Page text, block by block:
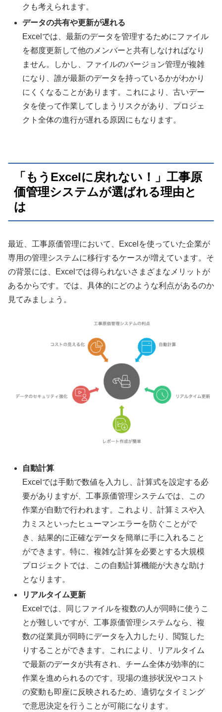
クも考えられます。
データの共有や更新が遅れる
Excelでは、最新のデータを管理するためにファイル
を都度更新して他のメンバーと共有しなければなり
ません。しかし、ファイルのバージョン管理が複雑
になり、誰が最新のデータを持っているかがわかり
にくくなることがあります。これにより、古いデー
タを使って作業してしまうリスクがあり、プロジェ
クト全体の進行が遅れる原因にもなります。
「もうExcelに戻れない！」工事原
価管理システムが選ばれる理由と
は
最近、工事原価管理において、Excelを使っていた企業が
専用の管理システムに移行するケースが増えています。そ
の背景には、Excelでは得られないさまざまなメリットが
あるからです。では、具体的にどのような利点があるのか
見てみましょう。
自動計算
Excelでは手動で数値を入力し、計算式を設定する必
要がありますが、工事原価管理システムでは、この
作業が自動で行われます。これより、計算ミスや入
力ミスといったヒューマンエラーを防ぐことがで
き、結果的に正確なデータを簡単に手に入れること
ができます。特に、複雑な計算を必要とする大規模
プロジェクトでは、この自動計算機能が大きな助け
となります。
リアルタイム更新
Excelでは、同じファイルを複数の人が同時に使うこ
とが難しいですが、工事原価管理システムなら、複
数の従業員が同時にデータを入力したり、閲覧した
りすることができます。これにより、リアルタイム
で最新のデータが共有され、チーム全体が効率的に
作業を進められるのです。現場の進捗状況やコスト
の変動も即座に反映されるため、適切なタイミング
で意思決定を行うことが可能になります。